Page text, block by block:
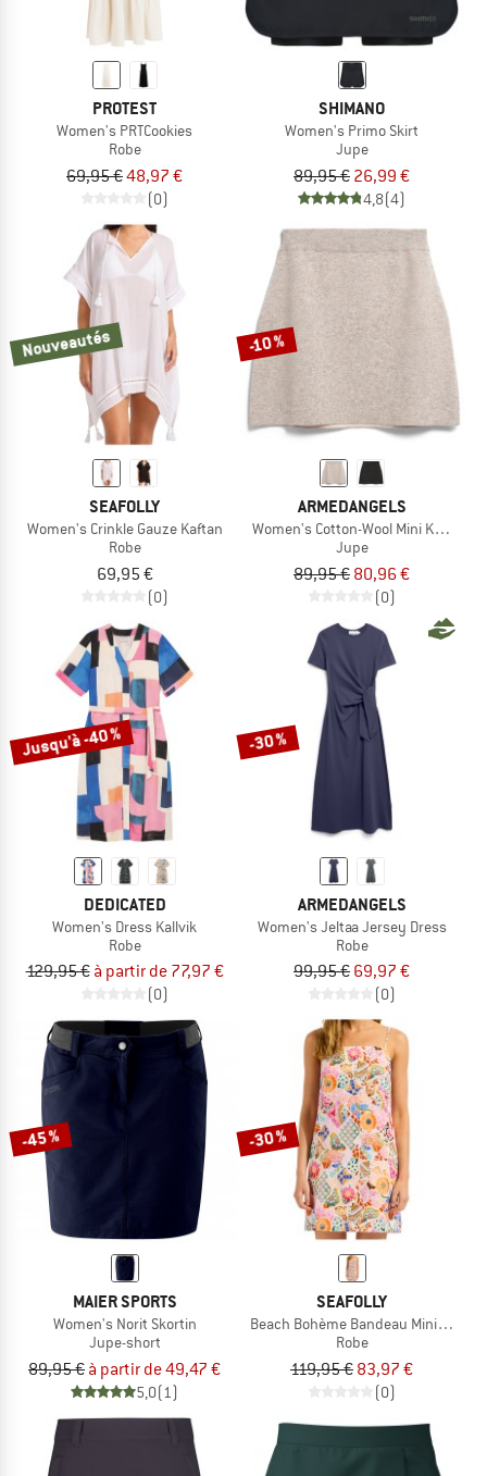
PROTEST
Women's PRTCookies
Robe
69,95 €48,97 €
(0)
SHIMANO
Women's Primo Skirt
Jupe
89,95 € 26,99 €
4,8(4)
Nouveautés
SEAFOLLY
Women's Crinkle Gauze Kaftan
Robe
69,95 €
(0)
-10 %
ARMEDANGELS
Women's Cotton-Wool Mini Knit Skirt
Jupe
89,95 € 80,96 €
(0)
Jusqu'à -40 %
DEDICATED
Women's Dress Kallvik
Robe
129,95 € à partir de 77,97 €
(0)
-30 %
ARMEDANGELS
Women's Jeltaa Jersey Dress
Robe
99,95 € 69,97 €
(0)
-45 %
MAIER SPORTS
Women's Norit Skortin
Jupe-short
89,95 € à partir de 49,47 €
5,0(1)
-30 %
SEAFOLLY
Beach Bohème Bandeau Mini Dress
Robe
119,95 € 83,97 €
(0)